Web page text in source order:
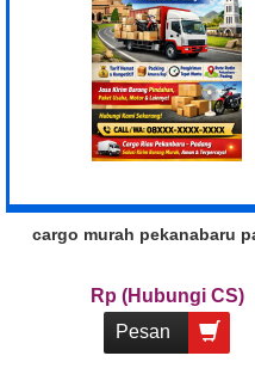
cargo murah pekanabaru
Rp (Hubungi CS)
Pesan